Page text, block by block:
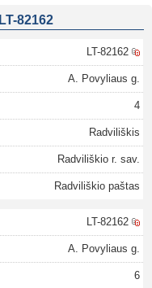
LT-82162
LT-82162
A. Povyliaus g.
4
Radviliškis
Radviliškio r. sav.
Radviliškio paštas
LT-82162
A. Povyliaus g.
6